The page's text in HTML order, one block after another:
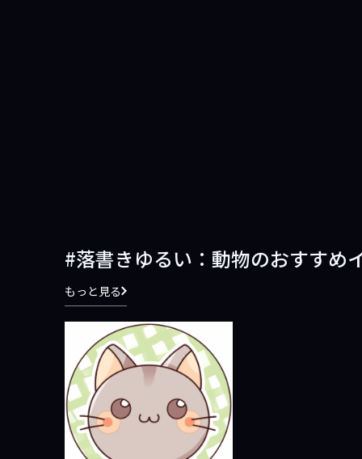
落書きゆるい：動物のおすすめ
もっと見る